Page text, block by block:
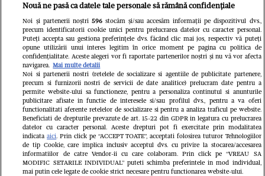
Abonamente
Contact
Pariază responsabil! Decizia ONJN nr.
821/25.09.2025.
Jocurile de noroc sunt interzise minorilor.
LINKS
Nouă ne pasă ca datele tale personale să rămână confidențiale
Noi și partenerii noștri 596stocăm și/sau accesăm informații pe dispozitivul dvs.,
precum identificatorii cookie unici pentru prelucrarea datelor cu caracter personal.
Puteți accepta sau gestiona preferințele dvs. făcând clic mai jos, respectiv vă puteți
opune utilizării unui interes legitim în orice moment pe pagina cu politica de
confidențialitate. Aceste alegeri vor fi raportate partenerilor noștri și nu vă vor afecta
navigarea. Mai multe detalii
Noi si partenerii nostri (retelele de socializare si agentiile de publicitate partenere,
precum si furnizorii nostri de servicii de date analitice) prelucram date pentru a
permite website-ului sa functioneze, pentru a personaliza continutul si anunturile
publicitare afisate in functie de interesele si/sau profilul dvs., pentru a va oferi
functionalitati aferente retelelor de socializare si pentru a analiza traficul pe website.
Beneficiati de drepturile prevazute de art. 15-22 din GDPR in legatura cu prelucrarea
datelor cu caracter personal. Aceste drepturi pot fi exercitate prin modalitatea
indicataaici. Prin click pe “ACCEPT TOATE”, acceptati folosirea tuturor Tehnologiilor
de tip Cookie, care implica inclusiv acceptul dvs. cu privire la stocarea/accesarea
informatiilor de catre Vendor-ii cu care colaboram. Prin click pe “VREAU SA
MODIFIC SETARILE INDIVIDUAL” puteti schimba preferintele in mod individual,
mai putin cele legate de cookie strict necesare pentru functionarea website-ului.